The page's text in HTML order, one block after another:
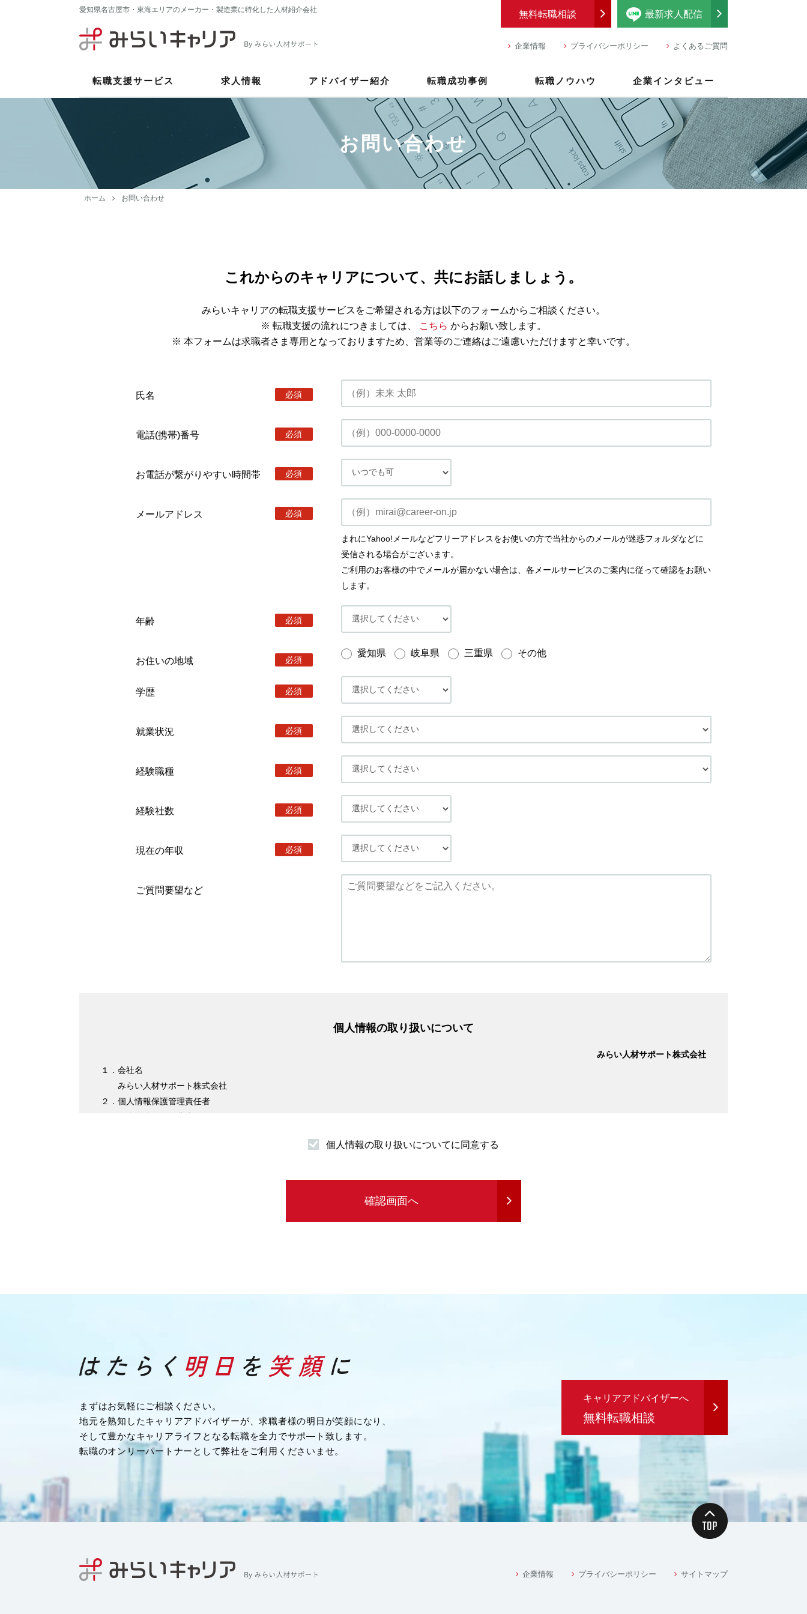
愛知県名古屋市・東海エリアのメーカー・製造業に特化した人材紹介会社 最新求人配信
無料転職相談
企業情報 プライバシーポリシー よくあるご質問
転職支援サービス 求人情報 アドバイザー紹介 転職成功事例 転職ノウハウ 企業インタビュー
お問い合わせ
ホーム お問い合わせ
これからのキャリアについて、共にお話しましょう。
みらいキャリアの転職支援サービスをご希望される方は以下のフォームからご相談ください。
※ 転職支援の流れにつきましては、
こちら からお願い致します。
※ 本フォームは求職者さま専用となっておりますため、営業等のご連絡はご遠慮いただけますと幸いです。
氏名 必須
電話(携帯)番号 必須
お電話が繋がりやすい時間帯 必須
メールアドレス 必須
まれにYahoo!メールなどフリーアドレスをお使いの方で当社からのメールが迷惑フォルダなどに
受信される場合がございます。
ご利用のお客様の中でメールが届かない場合は、各メールサービスのご案内に従って確認をお願い
します。
年齢 必須
お住いの地域 必須
愛知県 岐阜県 三重県 その他
学歴 必須
就業状況 必須
経験職種 必須
経験社数 必須
現在の年収 必須
ご質問要望など
個人情報の取り扱いについて
みらい人材サポート株式会社
１．会社名
みらい人材サポート株式会社
２．個人情報保護管理責任者
・企業様へ各種連絡を行うため
・応募や採用面接、業務連絡を行う為
（５）当社従業者の情報
・人事や労務、福利厚生などの業務連絡のため
る場合があります。ただし、委託先に開示するお客様の個人情報は、当該業務の委託に必要となる
最小限の個人情報のみとし、かつ使用範囲もその範囲に限定します。
尚、委託先は、十分な個人情報の保護水準を満たしている委託先を選定し、安全管理が図られるよ
５．個人情報の第三者への提供について
個人情報の取り扱いについてに同意する
確認画面へ
まずはお気軽にご相談ください。
地元を熟知したキャリアアドバイザーが、求職者様の明日が笑顔になり、
そして豊かなキャリアライフとなる転職を全力でサポ―ト致します。
転職のオンリーパートナーとして弊社をご利用くださいませ。
キャリアアドバイザーへ
無料転職相談
企業情報 プライバシーポリシー サイトマップ